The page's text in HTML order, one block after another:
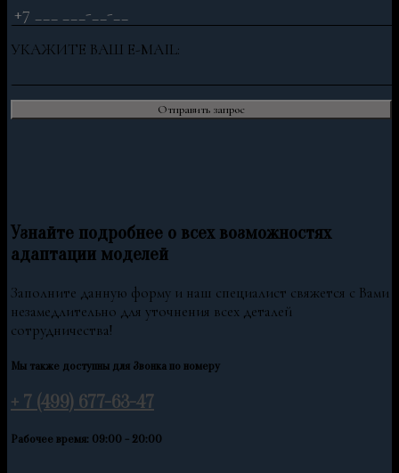
УКАЖИТЕ ВАШ E-MAIL:
Узнайте подробнее о всех возможностях
адаптации моделей
Заполните данную форму и наш специалист свяжется с Вами
незамедлительно для уточнения всех деталей
сотрудничества!
Мы также доступны для Звонка по номеру
+ 7 (499) 677-63-47
Рабочее время: 09:00 - 20:00